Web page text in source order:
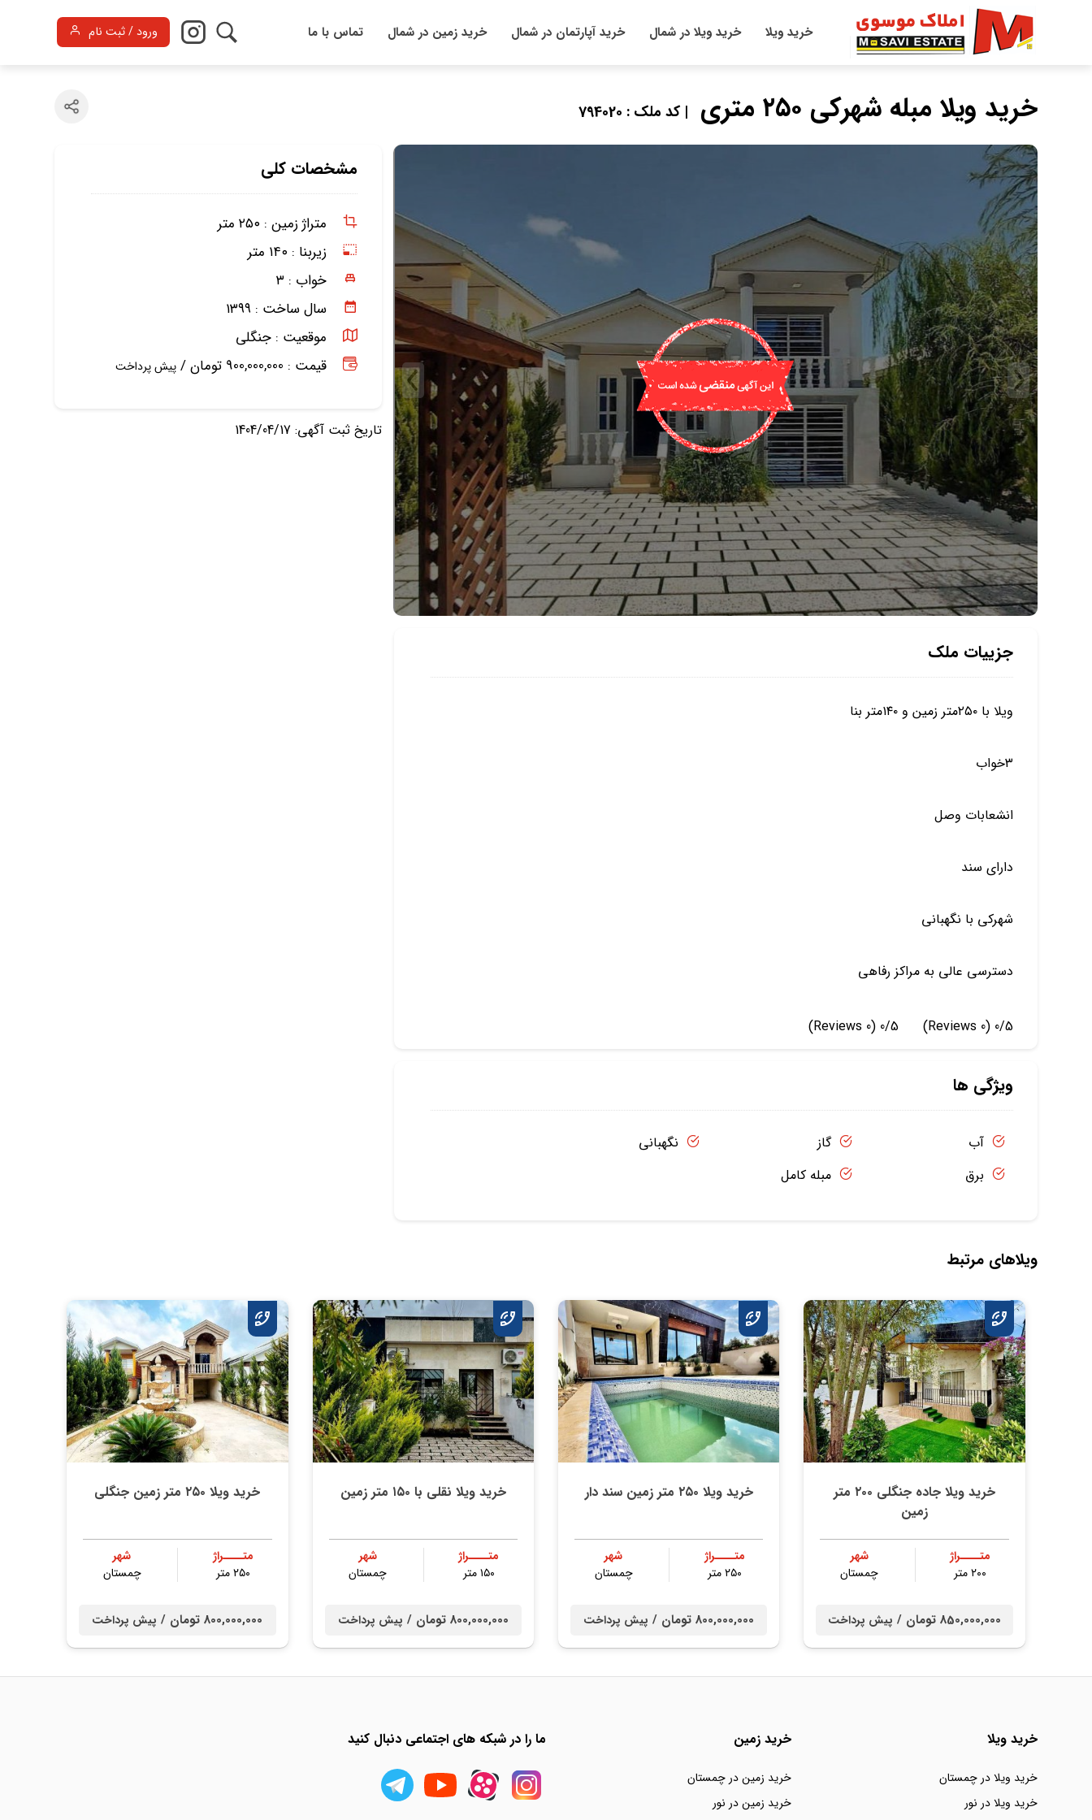
خرید ویلا خرید ویلا در شمال خرید آپارتمان در شمال خرید زمین در شمال تماس با ما ورود / ثبت نام
خرید ویلا مبله شهرکی ۲۵۰ متری | کد ملک : 794020
مشخصات کلی
متراژ زمین : ۲۵۰ متر
زیربنا : ۱۴۰ متر
خواب : ۳
سال ساخت : ۱۳۹۹
موقعیت : جنگلی
قیمت : 900,000,000 تومان /
پیش پرداخت
تاریخ ثبت آگهی: 1404/04/17
جزییات ملک
ویلا با ۲۵۰متر زمین و ۱۴۰متر بنا
۳خواب
انشعابات وصل
دارای سند
شهرکی با نگهبانی
دسترسی عالی به مراکز رفاهی
0/5
(0 Reviews)
0/5
(0 Reviews)
ویژگی ها
آب
برق
گاز
مبله کامل
نگهبانی
ویلاهای مرتبط
خرید ویلا جاده جنگلی ۲۰۰ متر
زمین
متــــراژ
۲۰۰ متر
شهر
چمستان
850,000,000 تومان / پیش پرداخت
خرید ویلا ۲۵۰ متر زمین سند دار
متــــراژ
۲۵۰ متر
شهر
چمستان
800,000,000 تومان / پیش پرداخت
خرید ویلا نقلی با ۱۵۰ متر زمین
متــــراژ
۱۵۰ متر
شهر
چمستان
800,000,000 تومان / پیش پرداخت
خرید ویلا ۲۵۰ متر زمین جنگلی
متــــراژ
۲۵۰ متر
شهر
چمستان
800,000,000 تومان / پیش پرداخت
خرید ویلا
خرید ویلا در چمستان
خرید ویلا در نور
خرید زمین
خرید زمین در چمستان
خرید زمین در نور
ما را در شبکه های اجتماعی دنبال کنید